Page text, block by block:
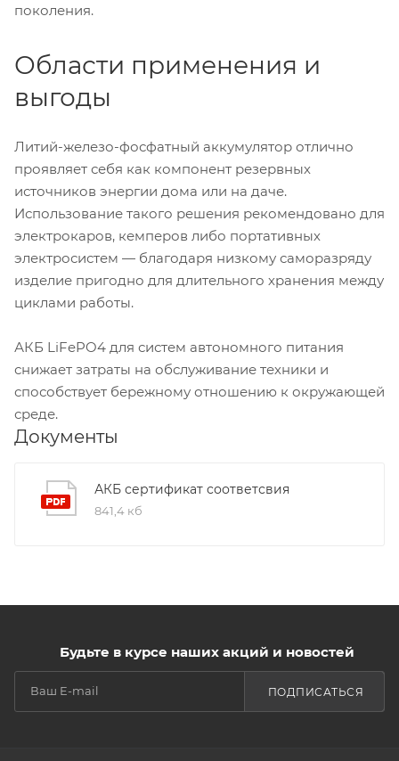
поколения.
Области применения и
выгоды
Литий-железо-фосфатный аккумулятор отлично
проявляет себя как компонент резервных
источников энергии дома или на даче.
Использование такого решения рекомендовано для
электрокаров, кемперов либо портативных
электросистем — благодаря низкому саморазряду
изделие пригодно для длительного хранения между
циклами работы.
АКБ LiFePO4 для систем автономного питания
снижает затраты на обслуживание техники и
способствует бережному отношению к окружающей
среде.
Документы
АКБ сертификат соответсвия
841,4 кб
Будьте в курсе наших акций и новостей
ПОДПИСАТЬСЯ